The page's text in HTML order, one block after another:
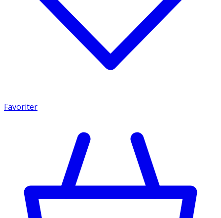
Favoriter